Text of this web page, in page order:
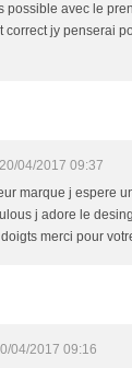
possible avec le
correct jy penserai
20/04/2017 09:37
marque j espere
j adore le
merci pour
04/2017 09:16